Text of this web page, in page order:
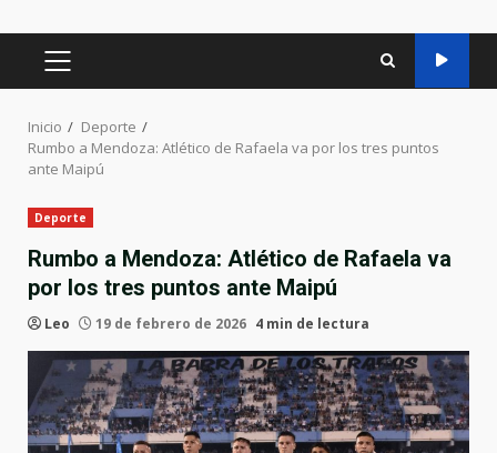
MENÚ
PRINCIPAL
Inicio
Deporte
Rumbo a Mendoza: Atlético de Rafaela va por los tres puntos
ante Maipú
Deporte
Rumbo a Mendoza: Atlético de Rafaela va
por los tres puntos ante Maipú
Leo 19 de febrero de 2026 4 min de lectura